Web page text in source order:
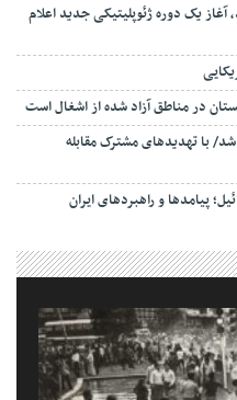
آغاز یک دوره ژئوپلیتیکی جدید اعلام
در مناطق آزاد شده از اشغال است
شد/ با تهدیدهای مشترک مقابله
پیامدها و راهبردهای ایران